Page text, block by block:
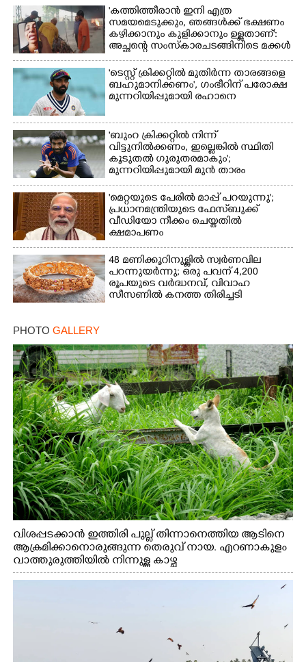
'കത്തിത്തീരാൻ ഇനി എത്ര
സമയമെടുക്കും, ഞങ്ങൾക്ക് ഭക്ഷണം
കഴിക്കാനും കുളിക്കാനും ഉള്ളതാണ്':
അച്ഛന്റെ സംസ്കാരചടങ്ങിനിടെ മക്കൾ
'ടെസ്റ്റ് ക്രിക്കറ്റിൽ മുതിർന്ന താരങ്ങളെ
ബഹുമാനിക്കണം', ഗംഭീറിന് പരോക്ഷ
മുന്നറിയിപ്പുമായി രഹാനെ
'ബുംറ ക്രിക്കറ്റിൽ നിന്ന്
വിട്ടുനിൽക്കണം, ഇല്ലെങ്കിൽ സ്ഥിതി
കൂടുതൽ ഗുരുതരമാകും';
മുന്നറിയിപ്പുമായി മുൻ താരം
'മെറ്റയുടെ പേരിൽ മാപ്പ് പറയുന്നു';
പ്രധാനമന്ത്രിയുടെ ഫേസ്‌ബുക്ക്
വീഡിയോ നീക്കം ചെയ്തതിൽ
ക്ഷമാപണം
48 മണിക്കൂറിനുള്ളിൽ സ്വർണവില
പറന്നുയർന്നു; ഒരു പവന് 4,200
രൂപയുടെ വർദ്ധനവ്, വിവാഹ
സീസണിൽ കനത്ത തിരിച്ചടി
PHOTO GALLERY
വിശപ്പടക്കാൻ ഇത്തിരി പുല്ല് തിന്നാനെത്തിയ ആടിനെ
ആക്രമിക്കാനൊരുങ്ങുന്ന തെരുവ് നായ. എറണാകുളം
വാത്തുരുത്തിയിൽ നിന്നുള്ള കാഴ്ച